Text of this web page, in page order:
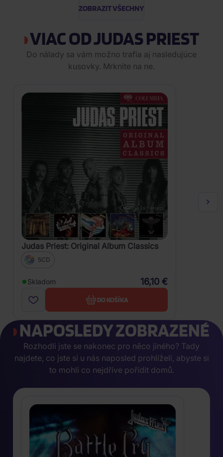
ZOBRAZIT VŠECHNY
VIAC OD JUDAS PRIEST
Do nálady sa vám možno trafia aj nasledujúce
kusovky. Mrknite na ne.
Judas Priest: Original Album Classics
5CD
Skladom 16,10 €
DO KOŠÍKA
NAPOSLEDY ZOBRAZENÉ
Rozhodli jste se nakonec pro něco jiného? Tady
najdete, co jste si u nás naposled prohlíželi, abyste si
to mohli co nejdříve pořídit domů.